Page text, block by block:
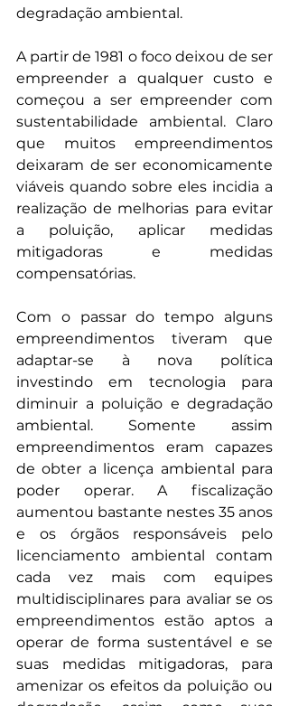
degradação ambiental.
A partir de 1981 o foco deixou de ser
empreender a qualquer custo e
começou a ser empreender com
sustentabilidade ambiental. Claro
que muitos empreendimentos
deixaram de ser economicamente
viáveis quando sobre eles incidia a
realização de melhorias para evitar
a poluição, aplicar medidas
mitigadoras e medidas
compensatórias.
Com o passar do tempo alguns
empreendimentos tiveram que
adaptar-se à nova política
investindo em tecnologia para
diminuir a poluição e degradação
ambiental. Somente assim
empreendimentos eram capazes
de obter a licença ambiental para
poder operar. A fiscalização
aumentou bastante nestes 35 anos
e os órgãos responsáveis pelo
licenciamento ambiental contam
cada vez mais com equipes
multidisciplinares para avaliar se os
empreendimentos estão aptos a
operar de forma sustentável e se
suas medidas mitigadoras, para
amenizar os efeitos da poluição ou